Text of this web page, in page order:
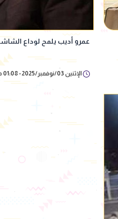
عمرو أديب يلمح لوداع
الإثنين 03/نوفمبر/2025 - 01:08 م